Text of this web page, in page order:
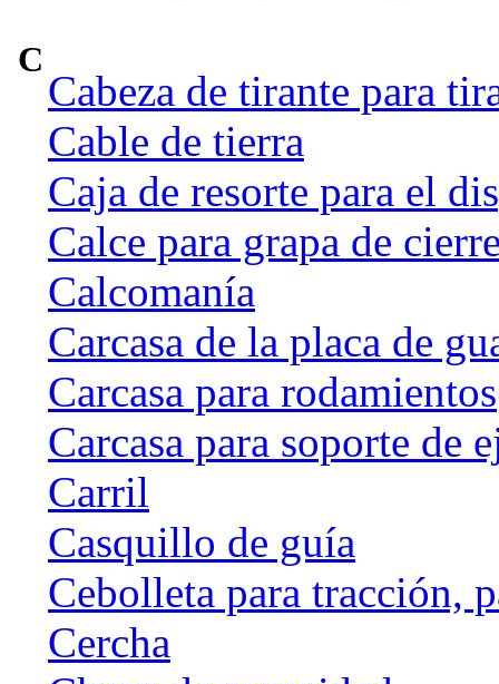
C
Cabeza de tirante para
Cable de tierra
Caja de resorte para el
Calce para grapa de
Calcomanía
Carcasa de la placa de
Carcasa para rodamientos
Carcasa para soporte de
Carril
Casquillo de guía
Cebolleta para tracción,
Cercha